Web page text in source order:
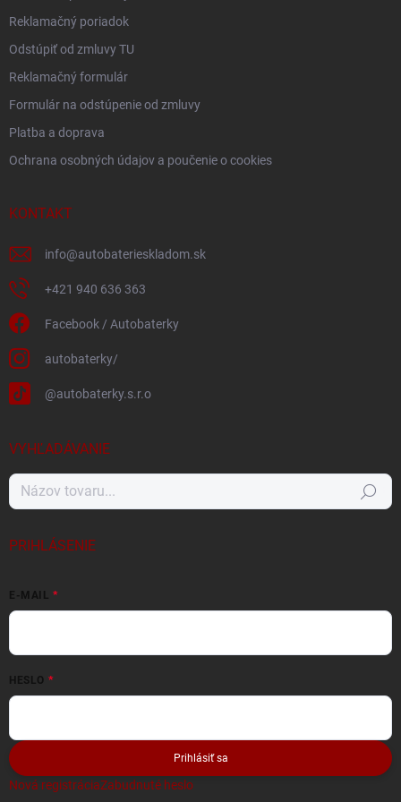
Reklamačný poriadok
Odstúpiť od zmluvy TU
Reklamačný formulár
Formulár na odstúpenie od zmluvy
Platba a doprava
Ochrana osobných údajov a poučenie o cookies
KONTAKT
info@autobaterieskladom.sk
+421 940 636 363
Facebook / Autobaterky
autobaterky/
@autobaterky.s.r.o
VYHĽADÁVANIE
Hľadať
PRIHLÁSENIE
E-MAIL
HESLO
Prihlásiť sa
Nová registráciaZabudnuté heslo